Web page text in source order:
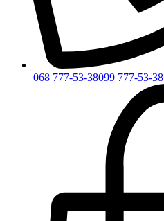
068 777-53-38099 777-53-38